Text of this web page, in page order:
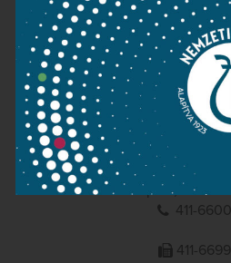
1095 Budapest, Komor
411-6600
411-6699